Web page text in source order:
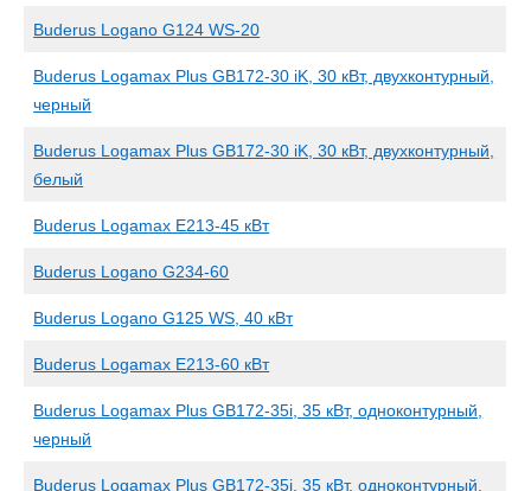
Buderus Logano G124 WS-20
Buderus Logamax Plus GB172-30 iK, 30 кВт, двухконтурный,
черный
Buderus Logamax Plus GB172-30 iK, 30 кВт, двухконтурный,
белый
Buderus Logamax E213-45 кВт
Buderus Logano G234-60
Buderus Logano G125 WS, 40 кВт
Buderus Logamax E213-60 кВт
Buderus Logamax Plus GB172-35i, 35 кВт, одноконтурный,
черный
Buderus Logamax Plus GB172-35i, 35 кВт, одноконтурный,